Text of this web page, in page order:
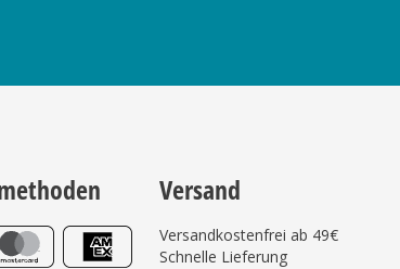
Versand
Versandkostenfrei ab 49€
Schnelle Lieferung